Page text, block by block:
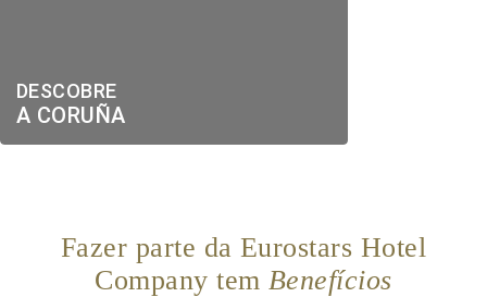
DESCOBRE
A CORUÑA
Fazer parte da Eurostars Hotel
Company tem Benefícios